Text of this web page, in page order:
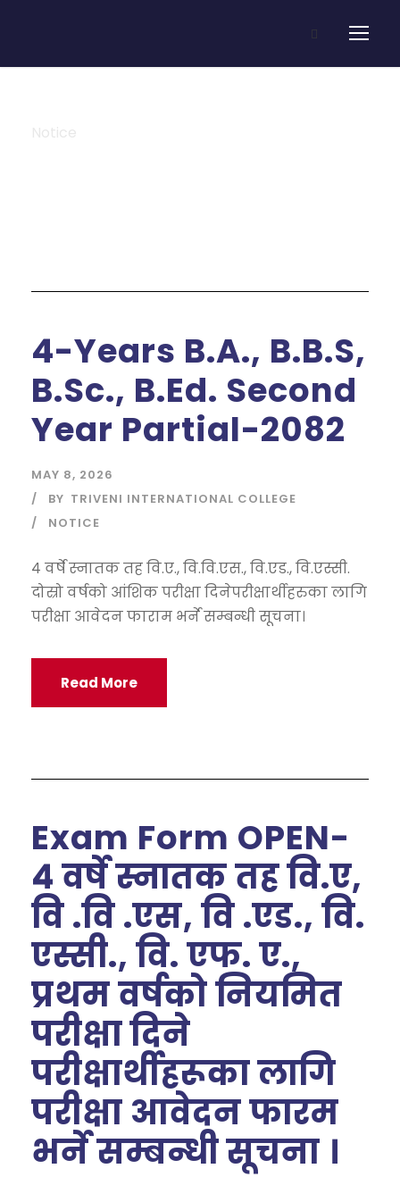
4-Years B.A., B.B.S,
B.Sc., B.Ed. Second
Year Partial-2082
MAY 8, 2026
BY TRIVENI INTERNATIONAL COLLEGE
NOTICE
४ वर्षे स्नातक तह वि.ए., वि.वि.एस., वि.एड., वि.एस्सी.
दोस्रो वर्षको आंशिक परीक्षा दिनेपरीक्षार्थीहरुका लागि
परीक्षा आवेदन फाराम भर्ने सम्बन्धी सूचना।
Read More
Exam Form OPEN-
४ वर्षे स्नातक तह वि.ए,
वि .वि .एस, वि .एड., वि.
एस्सी., वि. एफ. ए.,
प्रथम वर्षको नियमित
परीक्षा दिने
परीक्षार्थीहरूका लागि
परीक्षा आवेदन फारम
भर्ने सम्बन्धी सूचना ।